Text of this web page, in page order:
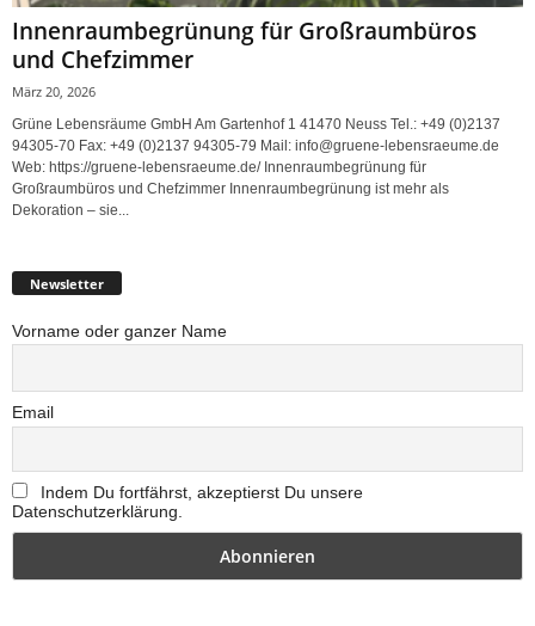
Innenraumbegrünung für Großraumbüros
und Chefzimmer
März 20, 2026
Grüne Lebensräume GmbH Am Gartenhof 1 41470 Neuss Tel.: +49 (0)2137
94305-70 Fax: +49 (0)2137 94305-79 Mail: info@gruene-lebensraeume.de
Web: https://gruene-lebensraeume.de/ Innenraumbegrünung für
Großraumbüros und Chefzimmer Innenraumbegrünung ist mehr als
Dekoration – sie...
Newsletter
Vorname oder ganzer Name
Email
Indem Du fortfährst, akzeptierst Du unsere
Datenschutzerklärung.